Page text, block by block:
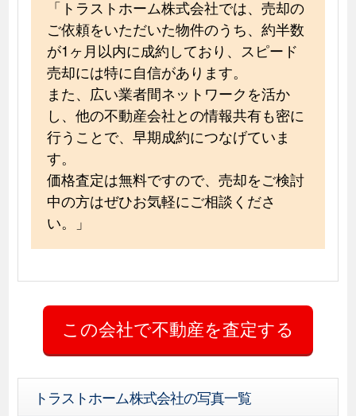
「トラストホーム株式会社では、売却の
ご依頼をいただいた物件のうち、約半数
が1ヶ月以内に成約しており、スピード
売却には特に自信があります。
また、広い業者間ネットワークを活か
し、他の不動産会社との情報共有も密に
行うことで、早期成約につなげていま
す。
価格査定は無料ですので、売却をご検討
中の方はぜひお気軽にご相談くださ
い。」
トラストホーム株式会社の写真一覧